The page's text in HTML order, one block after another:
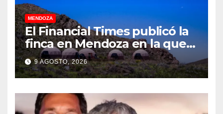
MENDOZA
El Financial Times publicó la
finca en Mendoza en la que
CEOs y millonarios de
empresas tecnológicas
planean enfrentar un posible
“apocalipsis” y guerra
nuclear
9 AGOSTO, 2026